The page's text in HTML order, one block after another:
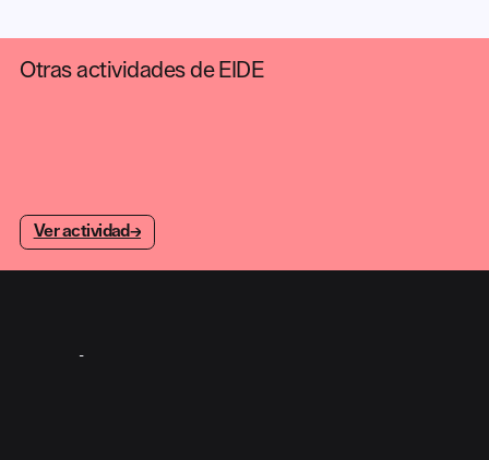
Otras actividades de EIDE
Ver actividad
→→